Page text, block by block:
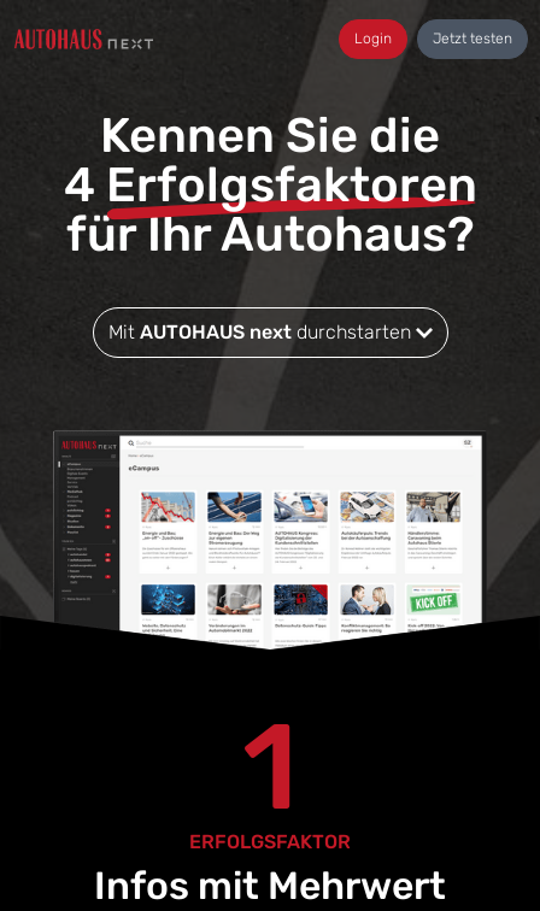
Login Jetzt testen
Kennen Sie die
4 Erfolgsfaktoren
für Ihr Autohaus?
Mit AUTOHAUS nextdurchstarten
1
ERFOLGSFAKTOR
Infos mit Mehrwert